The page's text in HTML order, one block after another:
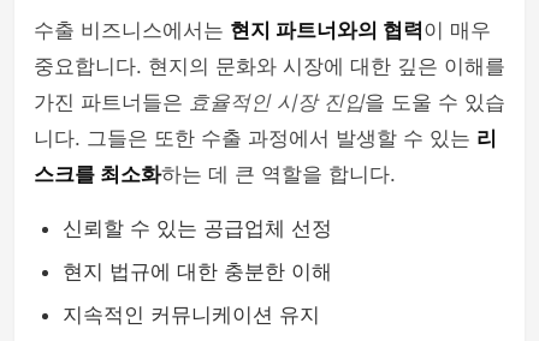
수출 비즈니스에서는 현지 파트너와의 협력이 매우
중요합니다. 현지의 문화와 시장에 대한 깊은 이해를
가진 파트너들은 효율적인 시장 진입을 도울 수 있습
니다. 그들은 또한 수출 과정에서 발생할 수 있는 리
스크를 최소화하는 데 큰 역할을 합니다.
신뢰할 수 있는 공급업체 선정
현지 법규에 대한 충분한 이해
지속적인 커뮤니케이션 유지